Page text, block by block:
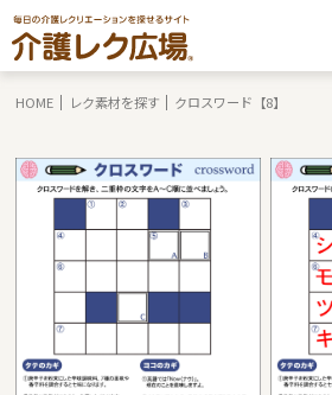
HOME レク素材を探す クロスワード【8】